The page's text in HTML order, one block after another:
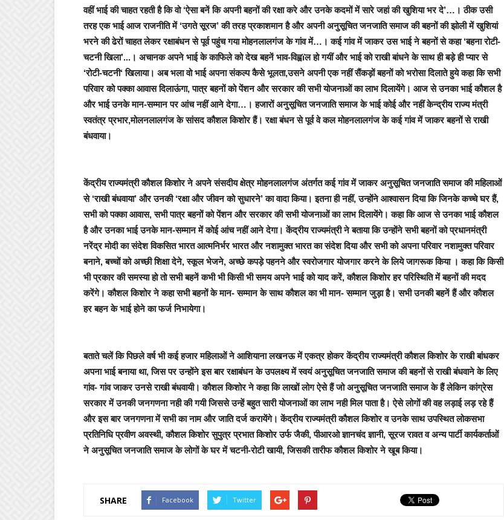
वहीं भाई की चाहत रहती है कि वो ‘ऐसा बनें कि अपनी बहनों की रक्षा करे और उनके कदमों में सारे जहां की खुशिया भर दे’… । ठीक उसी
तरहएक भाई आज राजनीति में ‘उगते सूरज’ की तरह प्रकाशमान है और अपनी अनुसूचित जनजाति समाज की बहनों की झोली में खुशियां
भरने की ढेरों चाहत लेकर रक्षाबंधन से पूर्व पहुंच गया मोहनलालगंज के गांव में… ।कई गांव में जाकर उस भाई ने बहनों से कहा ‘बहना रोटी-
चटनी खिला’...। अचानक अपने भाई के काफिले को देख बहनें भाव-विह्वïल हो गयीं और भाई को राखी बांधने के साथ ही बड़े ही प्यार से
‘रोटी-चटनी‘ खिलाया। अब भला वो भाई अपना संकल्प कैसे भूलता,उसने अपनी एक नहीं सैंकड़ों बहनों को भरोसा दिलाते हुये कहा कि सभी
परिवार को पक्का आवास दिलाऊंगा, पात्र बहनों को पेंशन और सरकार की सभी योजनाओं का लाभ दिलायेंगे। आज से उनका भाई कौशल है
और भाई उनके मान-सम्मान पर आंच नहीं आने देगा… ।हजारों अनुसूचित जनजाति समाज के भाई कोई और नहीं केन्द्रीय राज्य मंत्री
स्वतंत्र प्रभार,मोलनलालगंज के सांसद कौशल किशोर हैं। रक्षा बंधन से पूर्ववे कल मोहनलालगंज के कई गांव में जाकर बहनों से राखी
बंधवाया।
केंद्रीय राज्यमंत्री कौशल किशोर ने अपने संसदीय क्षेत्र मोहनलालगंज अंतर्गत कई गांव में जाकर अनुसूचित जनजाति समाज की महिलाओं
से ‘राखी बंधवाया’ और उनकी‘रक्षा और जीवन को सुधारने’का वादा किया। इतना ही नहीं,उन्होंने आश्वासन दिया कि जिनके कच्चे घर हैं,
सभी को पक्का आवास, सभी पात्र बहनों को पेंशन और सरकार की सभी योजनाओं का लाभ दिलायेंगे। कहा कि आज से उनका भाई कौशल
है और उनका भाई उनके मान-सम्मान में कोई आंच नहीं आने देगा। केंद्रीय राज्यमंत्री ने बताया कि उन्होंने सभी बहनों को प्रधानमंत्री
नरेंद्र मोदी का संदेश विकसित भारत आत्मनिर्भर भारत और नशामुक्त भारत का संदेश दिया और सभी को अपना परिवार नशामुक्त परिवार
बनाने, बच्चों को अच्छी शिक्षा देने, स्कूल भेजने, अच्छे कपड़े पहनने और स्वरोजगार योजगार करने के लिये जागरूक किया । कहा कि किसी
भी प्रकार की समस्या हो तो सभी बहनें कभी भी किसी भी समय अपने भाई को याद करें, कौशल किशोर हर परिस्थिति में बहनों की मदद
करेंगे। कौशल किशोर ने कहा सभी बहनों के मान- सम्मान के साथ कौशल का भी मान- सम्मान जुड़ा है। सभी उनकी बहनें हैं और कौशल
हर बहन के भाई होने का फर्ज निभायेगा।
बताते चलें कि पिछले वर्ष भी कई हजार महिलाओं ने आशियाना लखनऊ में एकत्र होकर केंद्रीय राज्यमंत्री कौशल किशोर के राखी बांधकर
अपना भाई बनाया था, जिस पर उन्होंने इस बार रक्षाबंधन के उपलक्ष्य में स्वयं अनुसूचित जनजाति समाज की बहनों से राखी बंधवाने के लिए
गांव- गांव जाकर उनसे राखी बंधवायी। कौशल किशोर ने कहा कि लाखों लोग ऐसे हैं जो अनुसूचित जनजाति समाज के हैं लेकिन कांग्रेस
सरकार में उनकी जनगणना नही की गयी जिससे उन्हें बहुत सारी योजनाओं का लाभ नही मिल पाता है। ऐसे लोगों की वह लड़ाई लड़ रहे हैं
और इस बार जनगणना में सभी का नाम और जाति दर्ज करायेंगे। केंद्रीय राज्यमंत्री कौशल किशोर व उनके साथ उपस्थित लोकसभा
प्रतिनिधि प्रवीण अवस्थी, कौशल किशोर सुपुत्र प्रभात किशोर उर्फ जैकी, पीआरओ ज्ञानचंद ज्ञानी, सूरज रावत व अन्य पार्टी कार्यकर्ताओं
ने अनुसूचित जनजाति समाज के लोगों के घर में चटनी-रोटी खायी, जिसकी तारीफ कौशल किशोर ने खूब किया।
SHARE Facebook Twitter